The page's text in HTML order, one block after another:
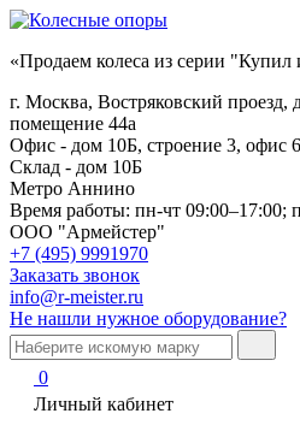
«Продаем колеса из серии "Купил
г. Москва, Востряковский проезд,
помещение 44а
Офис - дом 10Б, строение 3, офис 6
Склад - дом 10Б
Метро Аннино
Время работы: пн-чт 09:00–17:00;
ООО "Армейстер"
+7 (495) 9991970
Заказать звонок
info@r-meister.ru
Не нашли нужное оборудование?
0
Личный кабинет